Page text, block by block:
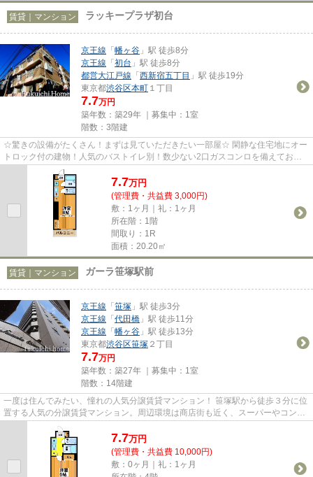
賃貸｜マンション ラッキープラザ初台
京王線 「幡ヶ谷 」駅 徒歩8分
京王線 「初台 」駅 徒歩8分
都営大江戸線 「西新宿五丁目 」駅 徒歩19分
東京都渋谷区本町 １丁目
7.7万円
築年数：築29年 ｜募集中： 1室
階数：3階建
☆驚きの設備がたくさん！まずは見ていただきたい一部屋☆ 閑静な住宅地にオー
トロック付の建物！人気のバストイレ別！数少ない2口ガスコンロを備えてお
り、女性の入居者様にも大好評の...
7.7万円
(管理費・共益費 3,000円)
敷：1ヶ月｜礼：1ヶ月
所在階：1階
間取り：1R
面積：20.20㎡
賃貸｜マンション ガーラ笹塚駅前
京王線 「笹塚 」駅 徒歩3分
京王線 「代田橋 」駅 徒歩11分
京王線 「幡ヶ谷 」駅 徒歩13分
東京都渋谷区笹塚 ２丁目
7.7万円
築年数：築27年 ｜募集中： 1室
階数：14階建
一度は住んでみたい、憧れの人気分譲賃貸マンション！ 笹塚駅から徒歩３分に位
置する人気の分譲賃貸マンション。周辺環境は商店街も近く、スーパーやコンビ
ニが近いのでとっても便利。...
7.7万円
(管理費・共益費 10,000円)
敷：0ヶ月｜礼：1ヶ月